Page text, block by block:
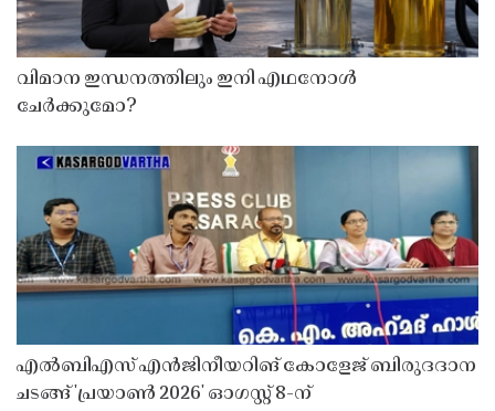
വിമാന ഇന്ധനത്തിലും ഇനി എഥനോൾ
ചേർക്കുമോ?
എൽബിഎസ് എൻജിനീയറിങ് കോളേജ് ബിരുദദാന
ചടങ്ങ് 'പ്രയാൺ 2026' ഓഗസ്റ്റ് 8-ന്